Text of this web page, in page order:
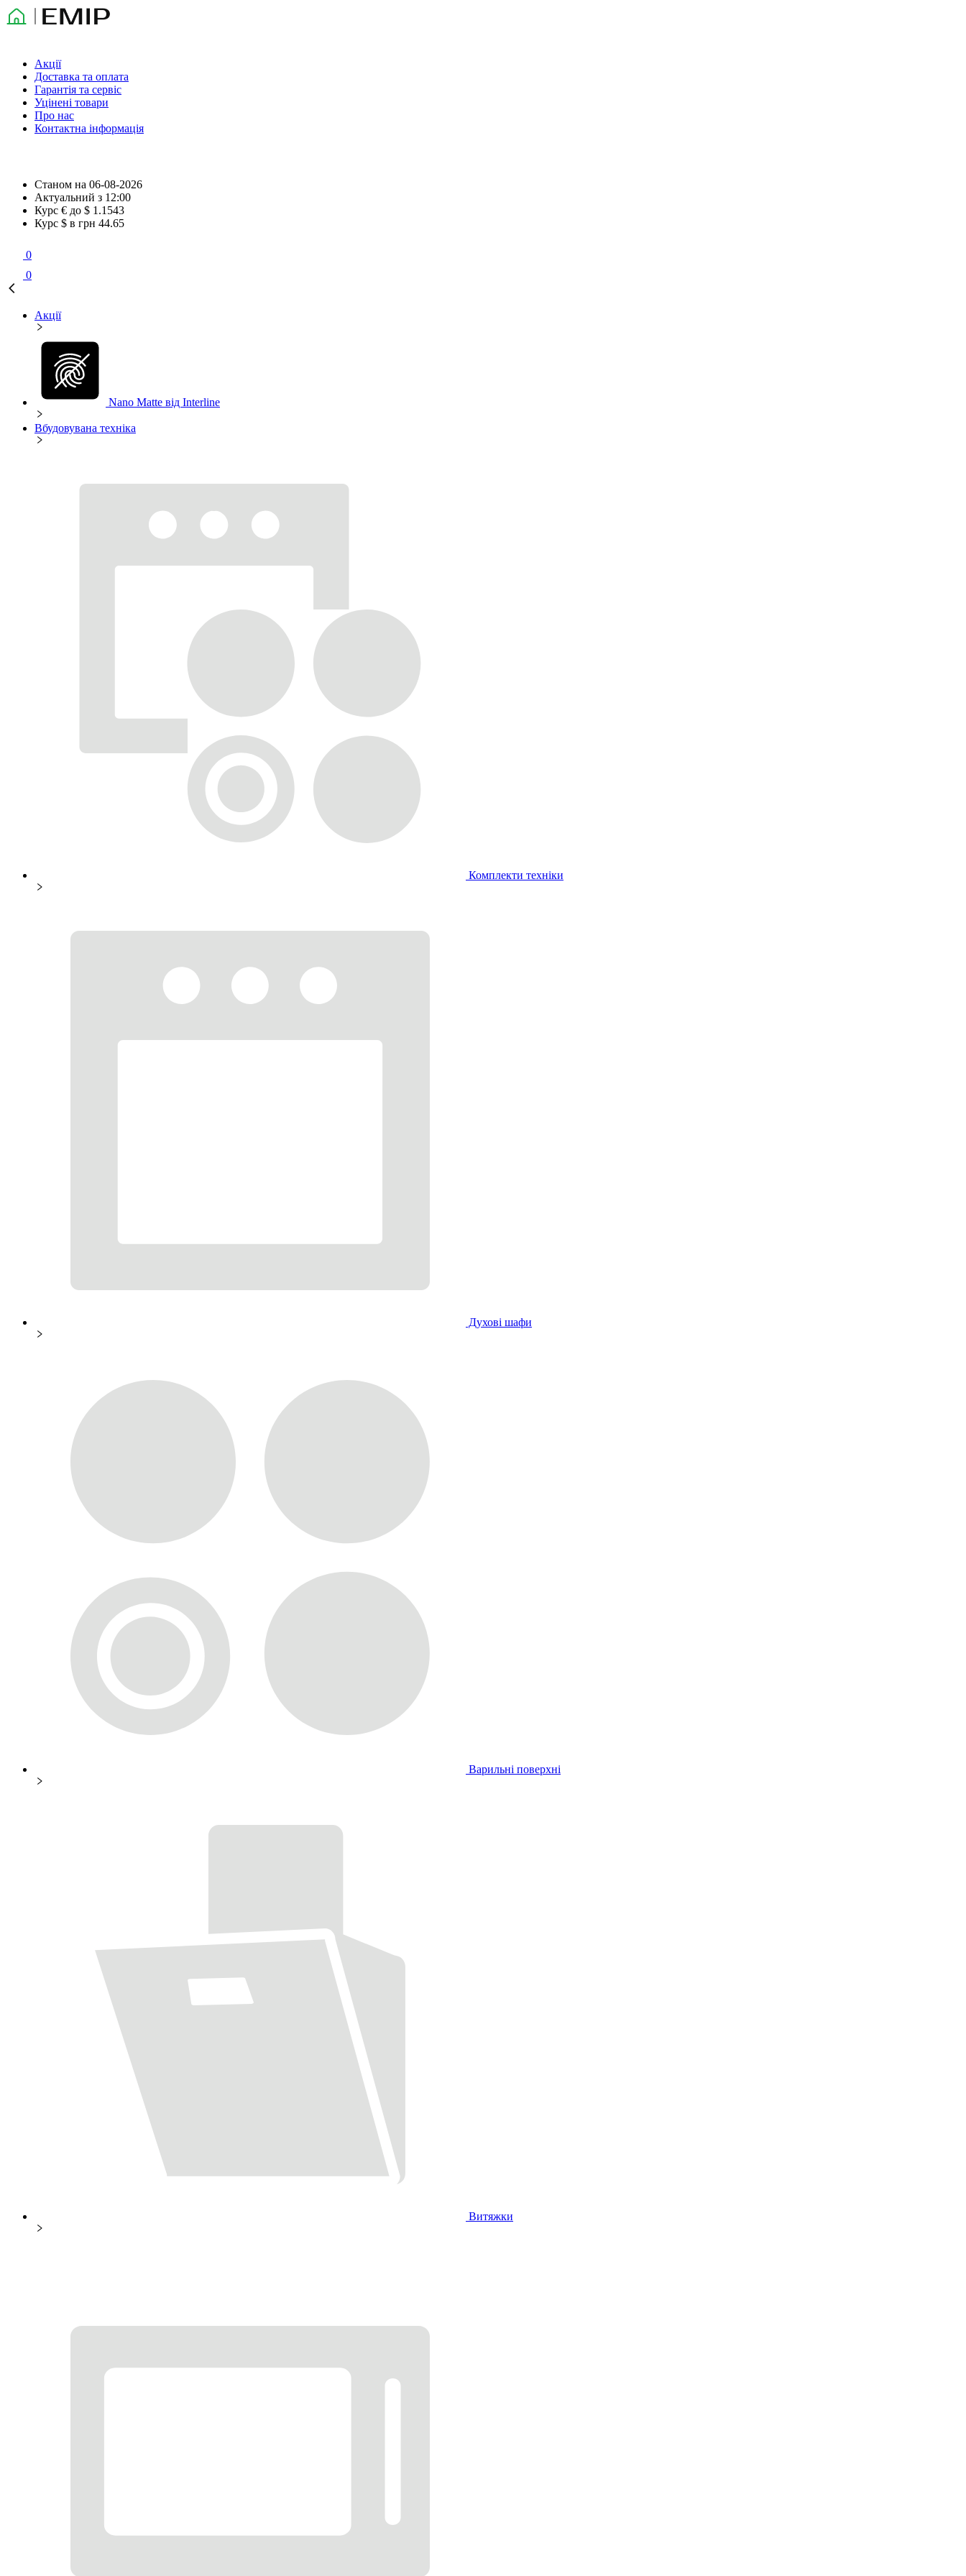
Акції
Доставка та оплата
Гарантія та сервіс
Уцінені товари
Про нас
Контактна інформація
Станом на 06-08-2026
Актуальний з 12:00
Курс € до $ 1.1543
Курс $ в грн 44.65
0
0
Акції
Nano Matte від Interline
Вбудовувана техніка
Комплекти техніки
Духові шафи
Варильні поверхні
Витяжки